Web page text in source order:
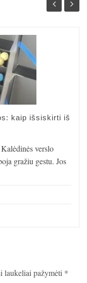
kaip išsiskirti iš
verslo
gražiu gestu. Jos
laukeliai pažymėti *